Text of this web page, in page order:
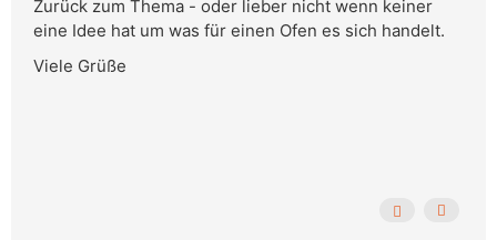
Zurück zum Thema - oder lieber nicht wenn keiner
eine Idee hat um was für einen Ofen es sich handelt.
Viele Grüße